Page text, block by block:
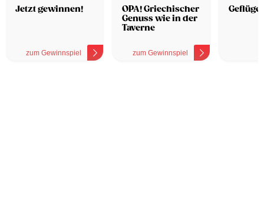
Hotel
Jetzt gewinnen!
zum Gewinnspiel
OPA! Griechischer
Genuss wie in der
Taverne
zum Gewinnspiel